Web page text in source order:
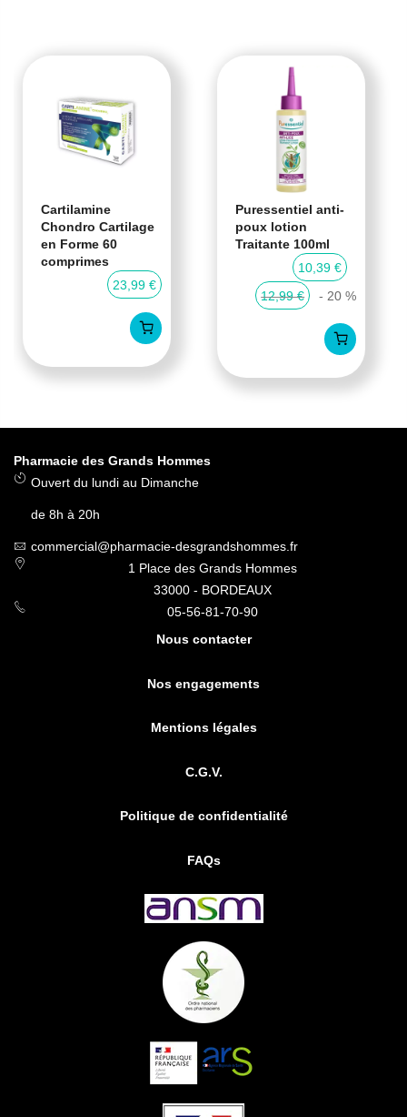
Cartilamine
Chondro Cartilage
en Forme 60
comprimes
23,99 €
Puressentiel anti-
poux lotion
Traitante 100ml
10,39 €
12,99 €
- 20 %
Pharmacie des Grands Hommes
Ouvert du lundi au Dimanche
de 8h à 20h
commercial@pharmacie-desgrandshommes.fr
1 Place des Grands Hommes
33000 - BORDEAUX
05-56-81-70-90
Nous contacter
Nos engagements
Mentions légales
C.G.V.
Politique de confidentialité
FAQs